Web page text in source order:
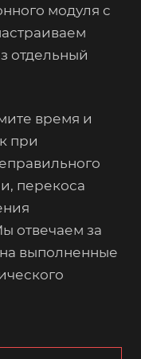
модуля с
отдельный
время и
при
перекоса
отвечаем за
выполненные